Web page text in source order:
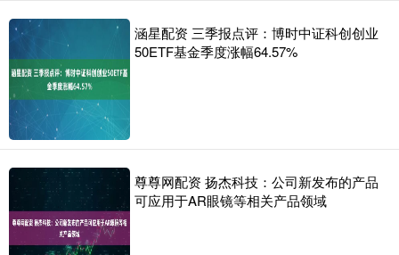
涵星配资 三季报点评：博时中证科创创业
50ETF基金季度涨幅64.57%
尊尊网配资 扬杰科技：公司新发布的产品
可应用于AR眼镜等相关产品领域